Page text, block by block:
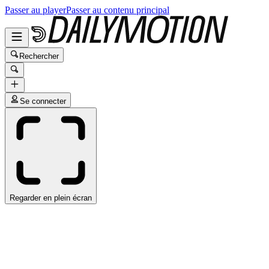
Passer au playerPasser au contenu principal
Rechercher
Se connecter
Regarder en plein écran